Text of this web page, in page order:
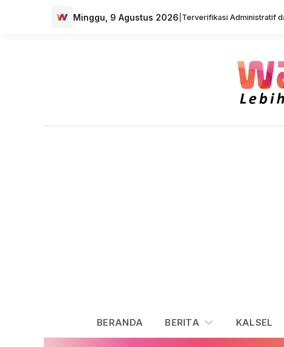
Minggu, 9 Agustus 2026 Terverifikasi Administratif
BERANDA BERITA KALSEL